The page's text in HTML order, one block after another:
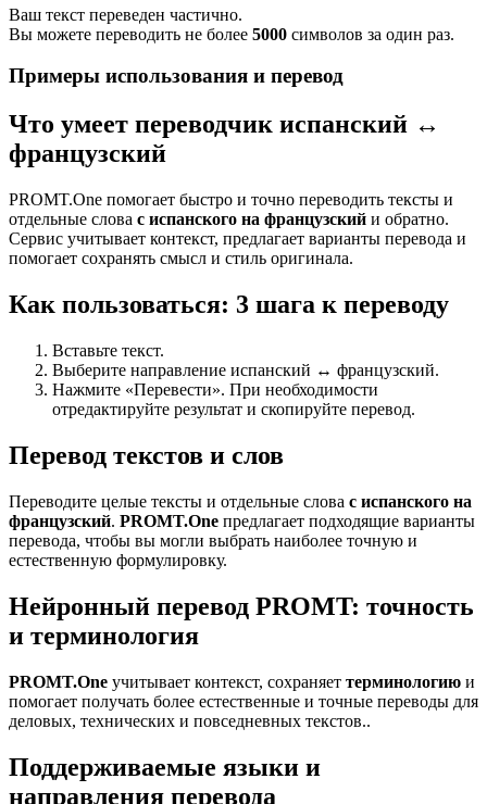
Ваш текст переведен частично.
Вы можете переводить не более 5000 символов за один раз.
Примеры использования и перевод
Что умеет переводчик испанский ↔
французский
PROMT.One помогает быстро и точно переводить тексты и
отдельные слова с испанского на французский и обратно.
Сервис учитывает контекст, предлагает варианты перевода и
помогает сохранять смысл и стиль оригинала.
Как пользоваться: 3 шага к переводу
Вставьте текст.
Выберите направление испанский ↔ французский.
Нажмите «Перевести». При необходимости
отредактируйте результат и скопируйте перевод.
Перевод текстов и слов
Переводите целые тексты и отдельные слова с испанского на
французский. PROMT.One предлагает подходящие варианты
перевода, чтобы вы могли выбрать наиболее точную и
естественную формулировку.
Нейронный перевод PROMT: точность
и терминология
PROMT.One учитывает контекст, сохраняет терминологию и
помогает получать более естественные и точные переводы для
деловых, технических и повседневных текстов..
Поддерживаемые языки и
направления перевода